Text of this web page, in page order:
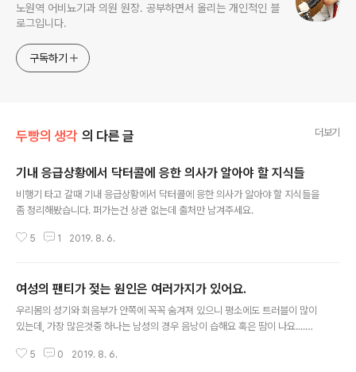
노원역 어비뇨기과 의원 원장. 공부하면서 올리는 개인적인 블
로그입니다.
구독하기
두빵의 생각 의 다른 글 더보기
기내 응급상황에서 닥터콜에 응한 의사가 알아야 할 지식들
비행기 타고 갈때 기내 응급상황에서 닥터콜에 응한 의사가 알아야 할 지식들을
좀 정리해봤습니다. 퍼가는건 상관 없는데 출처만 남겨주세요.
5 1 2019. 8. 6.
여성의 팬티가 젖는 원인은 여러가지가 있어요.
우리몸의 성기와 회음부가 안쪽에 꼭꼭 숨겨져 있으니 평소에도 트러블이 많이
있는데, 가장 많은것중 하나는 남성의 경우 음낭이 습해요 혹은 땀이 나요....라
같다. 남성의 경우는 이전에 글 하나 올렸으니 거기 참고하면 될것 같고, 이번 글
5 0 2019. 8. 6.